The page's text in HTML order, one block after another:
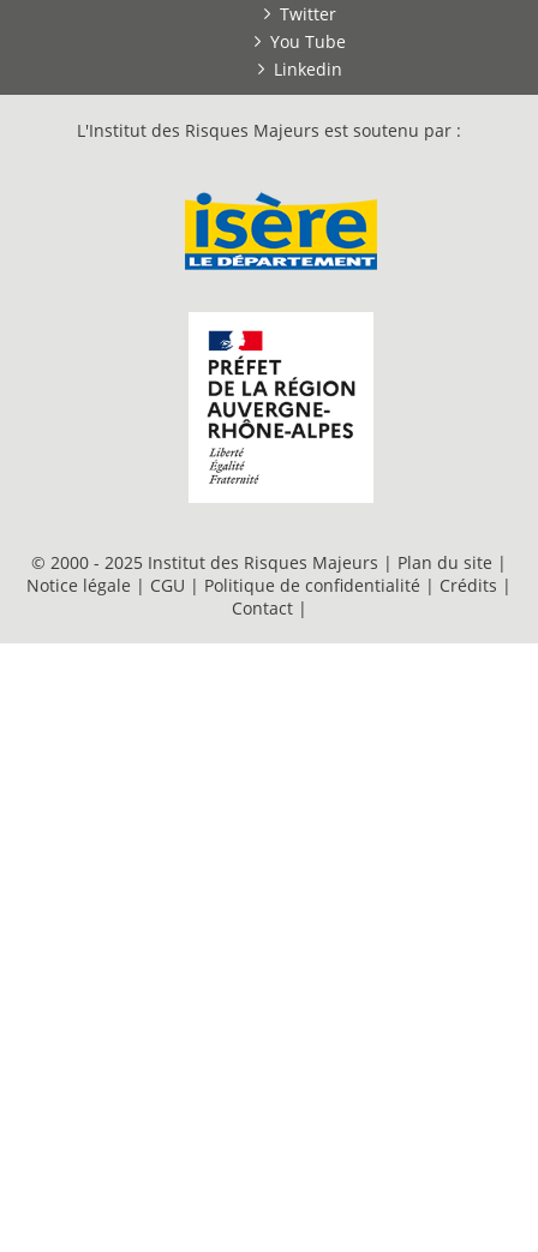
Twitter
You Tube
Linkedin
L'Institut des Risques Majeurs est soutenu par :
© 2000 - 2025 Institut des Risques Majeurs | Plan du site |
Notice légale | CGU | Politique de confidentialité | Crédits |
Contact |